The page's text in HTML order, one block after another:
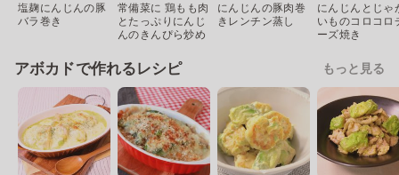
塩麹にんじんの豚
バラ巻き
常備菜に 鶏もも肉
とたっぷりにんじ
んのきんぴら炒め
にんじんの豚肉巻
きレンチン蒸し
にんじんとじゃ
いものコロコロ
ーズ焼き
アボカドで作れるレシピ もっと見る